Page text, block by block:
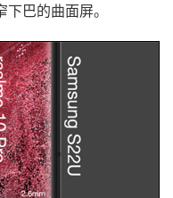
巴的曲面屏。